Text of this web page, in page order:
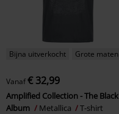
Bijna uitverkocht Grote maten
Vanaf€ 32,99
Amplified Collection - The Black
Album
Metallica T-shirt